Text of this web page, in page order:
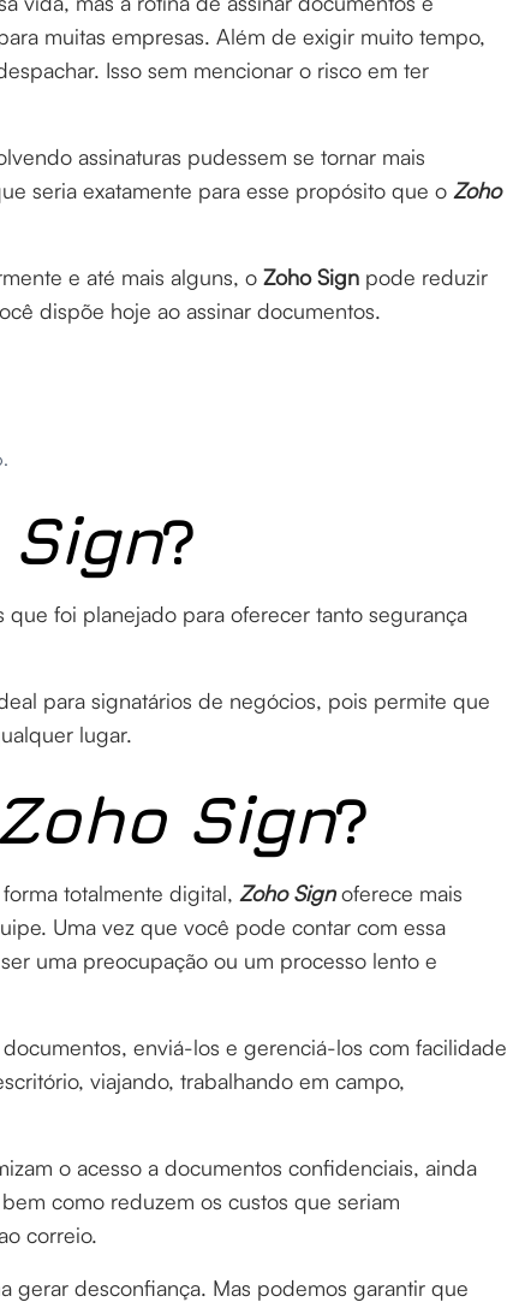
muitas empresas. Além de exigir muito tempo,
Isso sem mencionar o risco em ter
assinaturas pudessem se tornar mais
seria exatamente para esse propósito que o Zoho
e até mais alguns, o Zoho Sign pode reduzir
dispõe hoje ao assinar documentos.
?
foi planejado para oferecer tanto segurança
para signatários de negócios, pois permite que
lugar.
Zoho Sign?
totalmente digital, Zoho Signoferece mais
Uma vez que você pode contar com essa
uma preocupação ou um processo lento e
enviá-los e gerenciá-los com facilidade
viajando, trabalhando em campo,
o acesso a documentos confidenciais, ainda
como reduzem os custos que seriam
correio.
gerar desconfiança. Mas podemos garantir que